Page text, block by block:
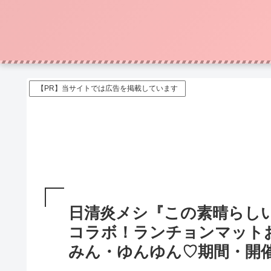
【PR】当サイトでは広告を掲載しています
日清炎メシ『この素晴らし
コラボ！ランチョンマッ
みん・ゆんゆん♡期間・開